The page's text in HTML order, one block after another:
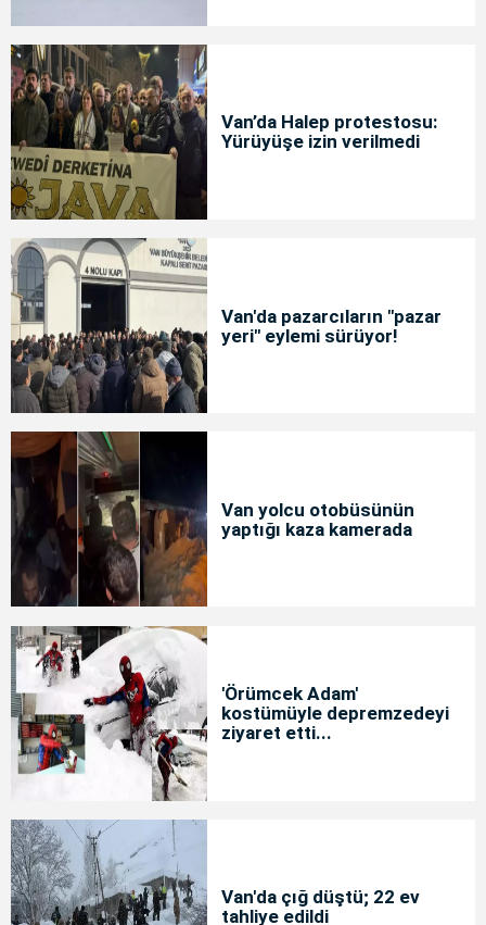
Van’da Halep protestosu:
Yürüyüşe izin verilmedi
Van'da pazarcıların "pazar
yeri" eylemi sürüyor!
Van yolcu otobüsünün
yaptığı kaza kamerada
'Örümcek Adam'
kostümüyle depremzedeyi
ziyaret etti...
Van'da çığ düştü; 22 ev
tahliye edildi